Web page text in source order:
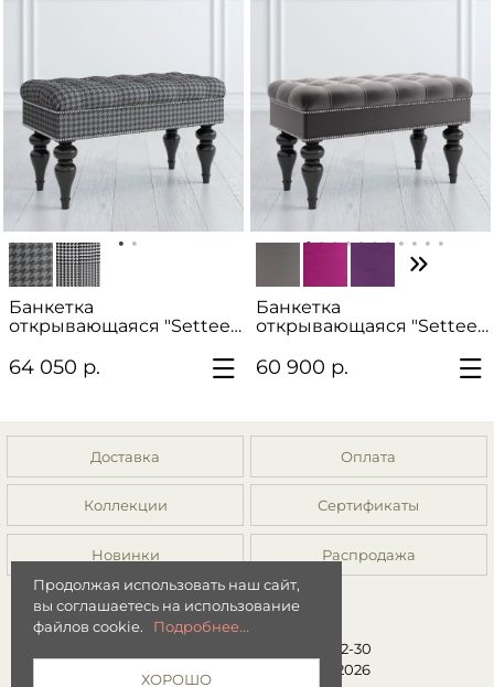
Банкетка
открывающаяся "Settee"
64 050 р.
Банкетка
открывающаяся "Settee"
60 900 р.
Доставка Оплата
Коллекции Сертификаты
Новинки Распродажа
8 (499) 392-01-44, 8 (977) 149-22-30
Интернет-магазин "Мята" © 2026
Продолжая использовать наш сайт,
вы соглашаетесь на использование
файлов cookie.
Подробнее...
ХОРОШО